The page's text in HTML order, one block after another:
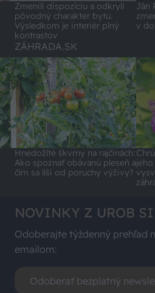
Zmenili dispozíciu a odkryli
pôvodný charakter bytu.
Výsledkom je interiér plný
kontrastov
Ján
v
ZÁHRADA.SK
Hnedožlté škvrny na rajčinách:
Ako spoznať obávanú pleseň a
čím sa líši od poruchy výživy?
NOVINKY Z UROB
Odoberajte týždenný prehľad
emailom:
Odoberať bezplatný